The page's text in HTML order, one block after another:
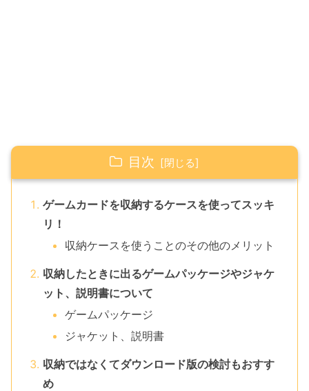
目次
ゲームカードを収納するケースを使ってスッキ
リ！
収納ケースを使うことのその他のメリット
収納したときに出るゲームパッケージやジャケ
ット、説明書について
ゲームパッケージ
ジャケット、説明書
収納ではなくてダウンロード版の検討もおすす
め